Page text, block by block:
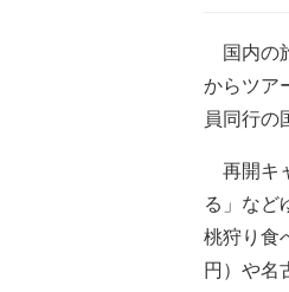
国内の
からツア
員同行の
再開キ
る」など
桃狩り食
円）や名